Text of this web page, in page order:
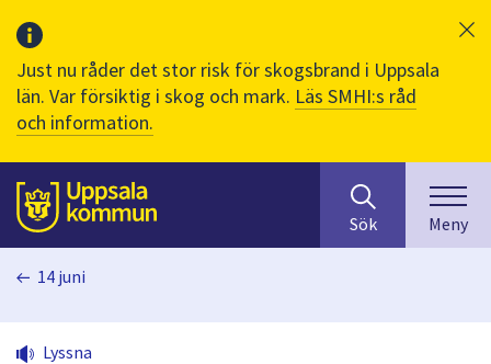
Just nu råder det stor risk för skogsbrand i Uppsala
län. Var försiktig i skog och mark. Läs SMHI:s råd
och information.
Till sidans
huvudinnehåll
efter
innehåll
på
Sök Meny
14 juni
Lyssna